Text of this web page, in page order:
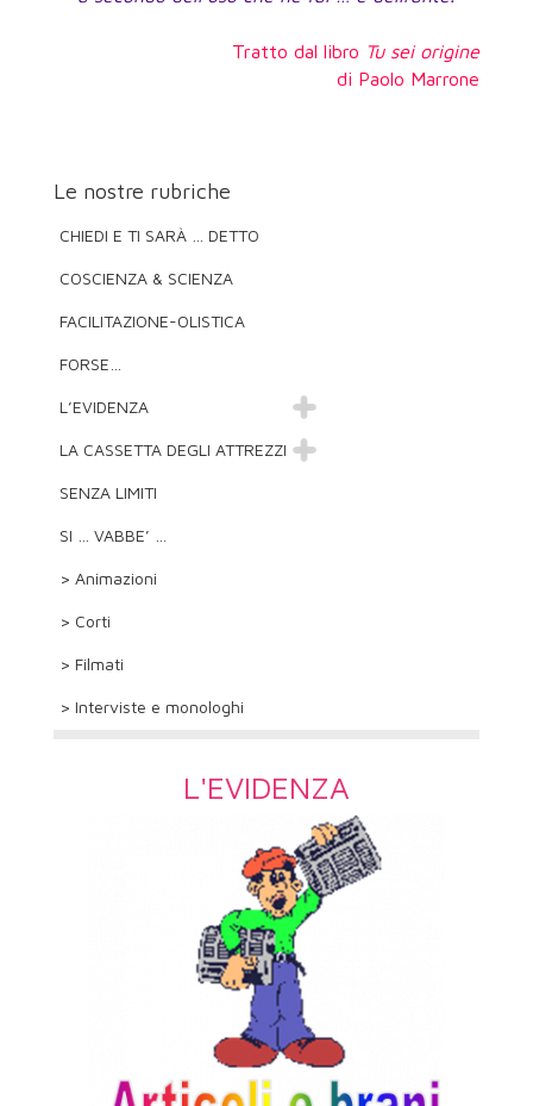
Tratto dal libro Tu sei origine
di Paolo Marrone
Le nostre rubriche
CHIEDI E TI SARÀ … DETTO
COSCIENZA & SCIENZA
FACILITAZIONE-OLISTICA
FORSE…
L’EVIDENZA
LA CASSETTA DEGLI ATTREZZI
SENZA LIMITI
SI … VABBE’ …
> Animazioni
> Corti
> Filmati
> Interviste e monologhi
L'EVIDENZA